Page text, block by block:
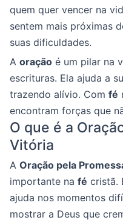
quem quer vencer na
sentem mais próximas
suas dificuldades.
A oração é um pilar na
escrituras. Ela ajuda a
trazendo alívio. Com fé
encontram forças que
O que é a
Vitória
A Oração pela
importante na fé cristã.
ajuda nos momentos
mostrar a Deus que